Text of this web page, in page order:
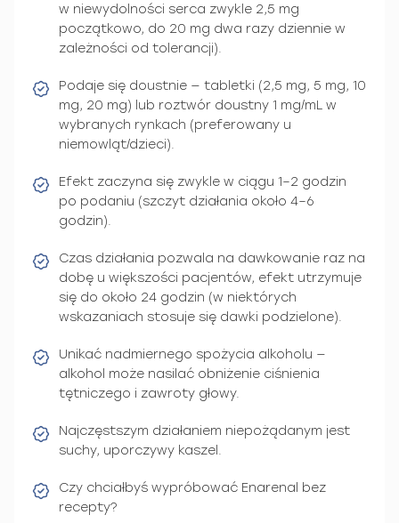
w niewydolności serca zwykle 2,5 mg
początkowo, do 20 mg dwa razy dziennie w
zależności od tolerancji).
Podaje się doustnie — tabletki (2,5 mg, 5 mg, 10
mg, 20 mg) lub roztwór doustny 1 mg/mL w
wybranych rynkach (preferowany u
niemowląt/dzieci).
Efekt zaczyna się zwykle w ciągu 1–2 godzin
po podaniu (szczyt działania około 4–6
godzin).
Czas działania pozwala na dawkowanie raz na
dobę u większości pacjentów, efekt utrzymuje
się do około 24 godzin (w niektórych
wskazaniach stosuje się dawki podzielone).
Unikać nadmiernego spożycia alkoholu —
alkohol może nasilać obniżenie ciśnienia
tętniczego i zawroty głowy.
Najczęstszym działaniem niepożądanym jest
suchy, uporczywy kaszel.
Czy chciałbyś wypróbować Enarenal bez
recepty?